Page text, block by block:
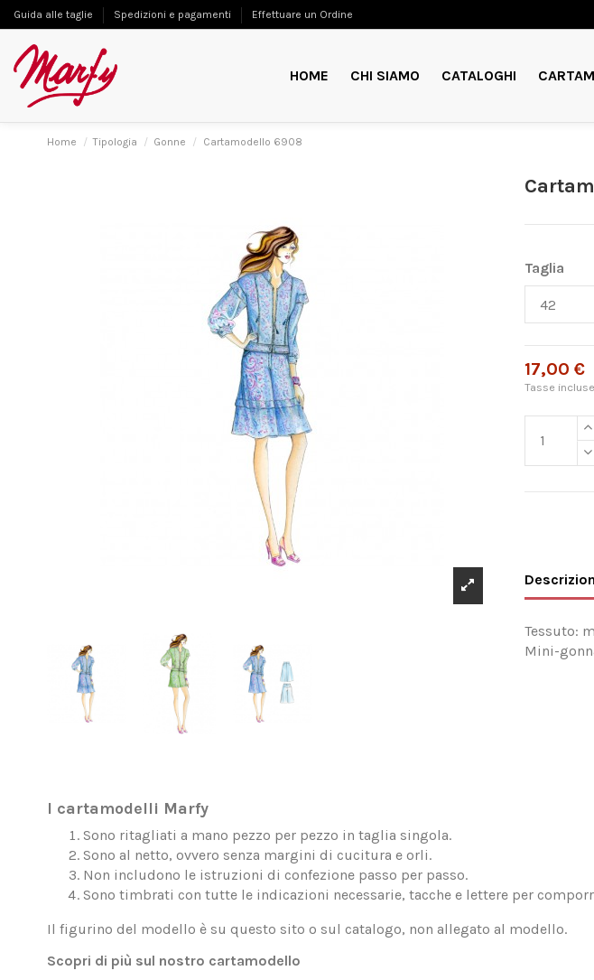
Guida alle taglie Spedizioni e pagamenti Effettuare un Ordine
HOME CHI SIAMO CATALOGHI
Home Tipologia Gonne Cartamodello 6908
Taglia
17,00 €
Tasse incluse
Tessuto:
Mini-
I cartamodelli Marfy
Sono ritagliati a mano pezzo per pezzo in taglia singola.
Sono al netto, ovvero senza margini di cucitura e orli.
Non includono le istruzioni di confezione passo per passo.
Sono timbrati con tutte le indicazioni necessarie, tacche e lettere per
Il figurino del modello è su questo sito o sul catalogo, non allegato al modello.
Scopri di più sul nostro cartamodello